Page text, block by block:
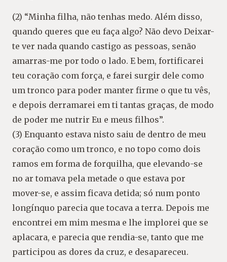
(2) “Minha filha, não tenhas medo. Além disso,
quando queres que eu faça algo? Não devo Deixar-
te ver nada quando castigo as pessoas, senão
amarras-me por todo o lado. E bem, fortificarei
teu coração com força, e farei surgir dele como
um tronco para poder manter firme o que tu vês,
e depois derramarei em ti tantas graças, de modo
de poder me nutrir Eu e meus filhos”.
(3) Enquanto estava nisto saiu de dentro de meu
coração como um tronco, e no topo como dois
ramos em forma de forquilha, que elevando-se
no ar tomava pela metade o que estava por
mover-se, e assim ficava detida; só num ponto
longínquo parecia que tocava a terra. Depois me
encontrei em mim mesma e lhe implorei que se
aplacara, e parecia que rendia-se, tanto que me
participou as dores da cruz, e desapareceu.